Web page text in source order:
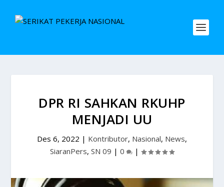
DPR RI SAHKAN RKUHP
MENJADI UU
Des 6, 2022 | Kontributor, Nasional, News,
SiaranPers, SN 09 | 0 |